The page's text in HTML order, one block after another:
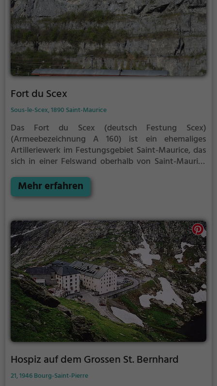
Fort du Scex
Sous-le-Scex, 1890 Saint-Maurice
Das Fort du Scex (deutsch Festung Scex)
(Armeebezeichnung A 160) ist ein ehemaliges
Artilleriewerk im Festungsgebiet Saint-Maurice, das
sich in einer Felswand oberhalb von Saint-Maurice
Fort ist mit der Festung Cindey durch eine natürliche
Höhle verbunden, die Grotte aux Fées, die etwa 15
Maurice liegt. Dort befinden sich der Eingang zur
Festung Cindey und der Zugang⊙ zum Fort du Scex.
Mehr erfahren
Hospiz auf dem Grossen St. Bernhard
21, 1946 Bourg-Saint-Pierre